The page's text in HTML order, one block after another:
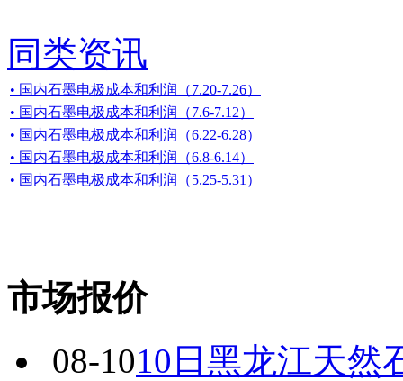
同类资讯
• 国内石墨电极成本和利润（7.20-7.26）
• 国内石墨电极成本和利润（7.6-7.12）
• 国内石墨电极成本和利润（6.22-6.28）
• 国内石墨电极成本和利润（6.8-6.14）
• 国内石墨电极成本和利润（5.25-5.31）
市场报价
08-1010日黑龙江天然